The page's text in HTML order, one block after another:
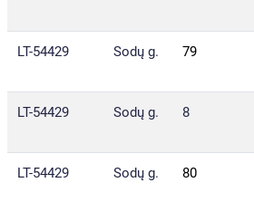
LT-54429 Sodų g. 79
LT-54429 Sodų g. 8
LT-54429 Sodų g. 80